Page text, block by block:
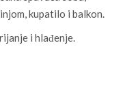
kupatilo i balkon.
i hlađenje.